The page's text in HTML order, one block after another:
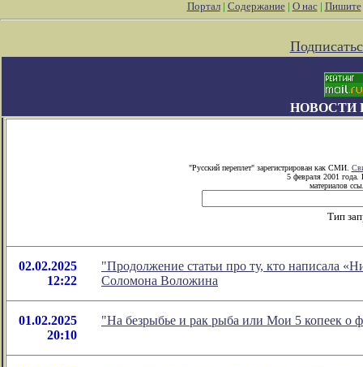
Портал| Содержание| О нас| Пишите
НОВОСТИ
"Русский переплет" зарегистрирован как СМИ.
5 февраля 2001 года.
материалов
Тип
02.02.2025
12:22
"Продолжение статьи про ту, кто написала
Соломона Воложина
01.02.2025
20:10
"На безрыбье и рак рыба или Мои 5 копеек о